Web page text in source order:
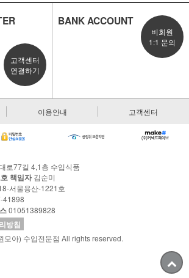
고객센터
연결하기
BANK ACCOUNT
비회원
1:1 문의
이용안내 고객센터
로77길 4,1층 수입식품
책임자김순미
서울용산-1221호
41898
01051389828
방침
아) 수입전문점 All rights reserved.